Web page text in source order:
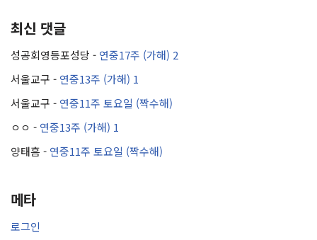
최신 댓글
성공회영등포성당 - 연중17주 (가해) 2
서울교구 - 연중13주 (가해) 1
서울교구 - 연중11주 토요일 (짝수해)
ㅇㅇ - 연중13주 (가해) 1
양태흠 - 연중11주 토요일 (짝수해)
메타
로그인